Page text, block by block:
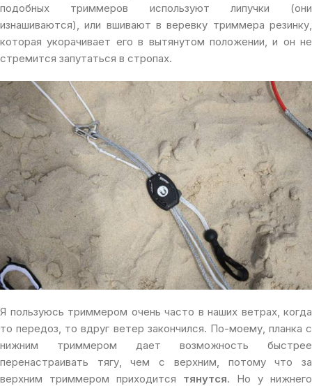
подобных триммеров используют липучки (они
изнашиваются), или вшивают в веревку триммера резинку,
которая укорачивает его в вытянутом положении, и он не
стремится запутаться в стропах.
Я пользуюсь триммером очень часто в наших ветрах, когда
то передоз, то вдруг ветер закончился. По-моему, планка с
нижним триммером дает возможность быстрее
перенастраивать тягу, чем с верхним, потому что за
верхним триммером приходится тянутся. Но у нижнего